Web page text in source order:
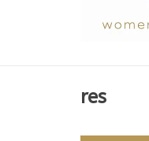
res